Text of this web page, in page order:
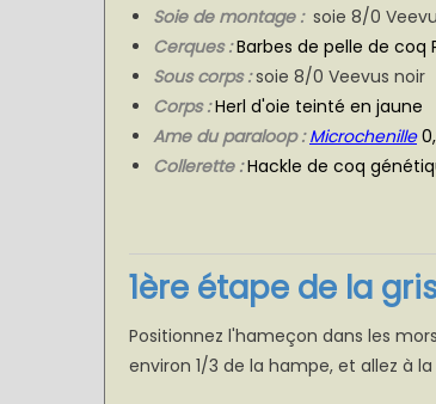
Soie de montage :soie 8/0
Cerques : Barbes de pelle de coq
Sous corps :soie 8/0 Veevus noir
Corps : Herl d'oie teinté en jaune
Ame du paraloop : Microchenille
Collerette : Hackle de coq
1ère étape de la
Positionnez l'hameçon dans les
environ 1/3 de la hampe, et allez à